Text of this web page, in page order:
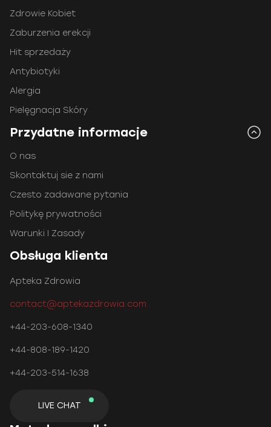
Zdrowie Kobiet
Zaburzenia erekcji
Hit sprzedaży
Antybiotyki
Alergia
Pielęgnacja Skóry
Przydatne informacje
O nas
Skontaktuj sie z nami
Czesto zadawane pytania
Politykę prywatności
Warunki I Zasady
Obsługa klienta
Apteka Zdrowia
contact@aptekazdrowia.com
+44-203-608-1340
+44-808-189-1420
+44-203-514-1638
LIVE CHAT